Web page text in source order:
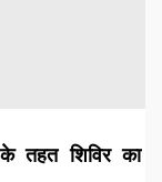
तहत शिविर का